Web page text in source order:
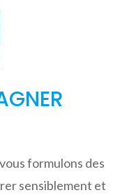
formulons des
sensiblement et